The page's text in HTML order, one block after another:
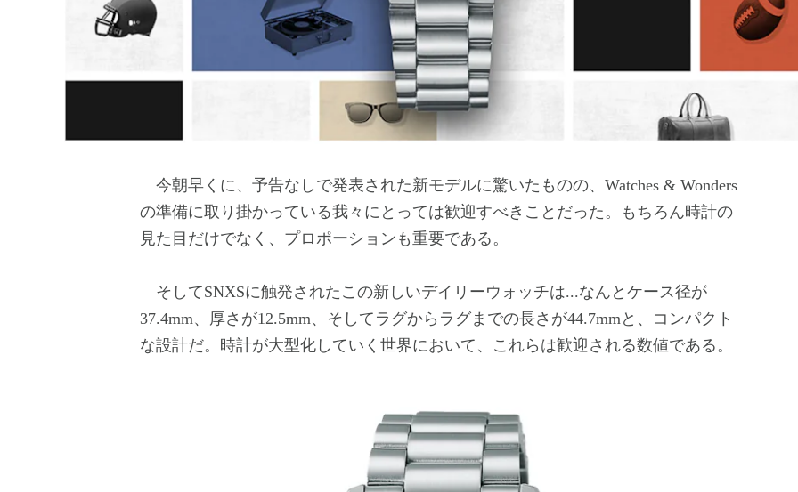
今朝早くに、予告なしで発表された新モデルに驚いたものの、Watches & Wonders
の準備に取り掛かっている我々にとっては歓迎すべきことだった。もちろん時計の
見た目だけでなく、プロポーションも重要である。
そしてSNXSに触発されたこの新しいデイリーウォッチは...なんとケース径が
37.4mm、厚さが12.5mm、そしてラグからラグまでの長さが44.7mmと、コンパクト
な設計だ。時計が大型化していく世界において、これらは歓迎される数値である。